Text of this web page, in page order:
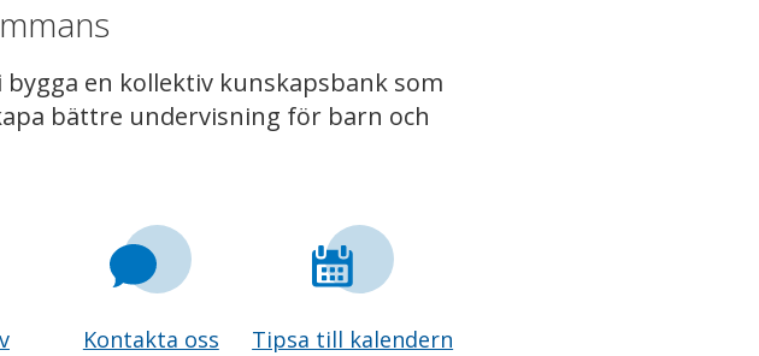
en kollektiv kunskapsbank som
bättre undervisning för barn och
Kontakta oss Tipsa till kalendern